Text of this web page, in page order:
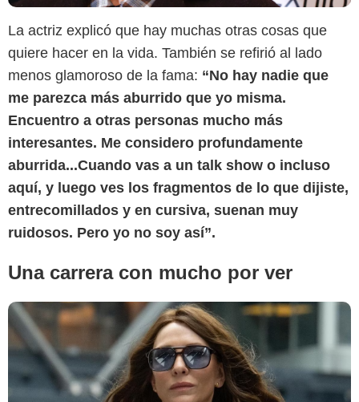
La actriz explicó que hay muchas otras cosas que
quiere hacer en la vida. También se refirió al lado
menos glamoroso de la fama: “No hay nadie que
me parezca más aburrido que yo misma.
Encuentro a otras personas mucho más
interesantes. Me considero profundamente
aburrida...Cuando vas a un talk show o incluso
aquí, y luego ves los fragmentos de lo que dijiste,
entrecomillados y en cursiva, suenan muy
ruidosos. Pero yo no soy así”.
Una carrera con mucho por ver